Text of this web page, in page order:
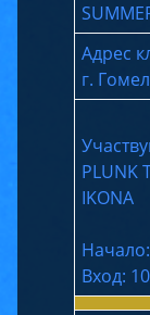
Адрес
г.
PLUNK
IKONA
Вход: